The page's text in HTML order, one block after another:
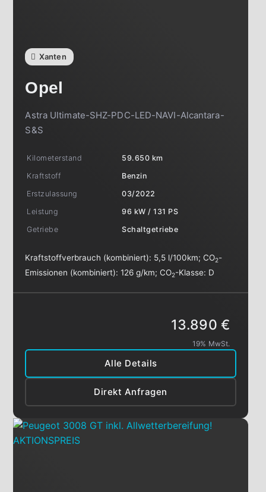
Xanten
Opel
Astra Ultimate-SHZ-PDC-LED-NAVI-Alcantara-
S&S
Kilometerstand
59.650 km
Kraftstoff
Benzin
Erstzulassung
03/2022
Leistung
96 kW / 131 PS
Getriebe
Schaltgetriebe
Kraftstoffverbrauch (kombiniert): 5,5 l/100km;CO2-
Emissionen (kombiniert):126 g/km;CO2-Klasse: D
Alle Details
Direkt Anfragen
13.890 €
19% MwSt.